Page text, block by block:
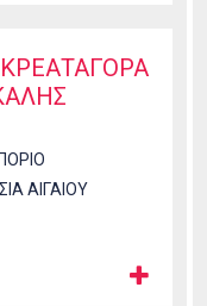
ΚΡΕΑΤΑΓΟΡΑ
ΑΙΓΑΙΟΥ